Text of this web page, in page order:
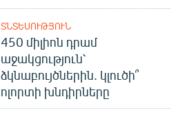
ՏՆՏԵՍՈՒԹՅՈՒՆ
450 միլիոն դրամ
աջակցություն՝
ձկնաբույծներին. կլուծի՞
ոլորտի խնդիրները